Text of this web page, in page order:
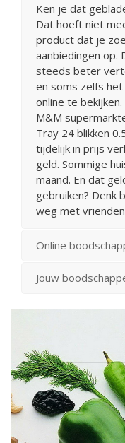
Ken je dat
Dat hoeft niet
product dat je
aanbiedingen op.
steeds beter
en soms zelfs
online te
M&M
Tray 24 blikken
tijdelijk in prijs
geld. Sommige
maand. En dat
gebruiken? Denk
weg met
Online
Jouw